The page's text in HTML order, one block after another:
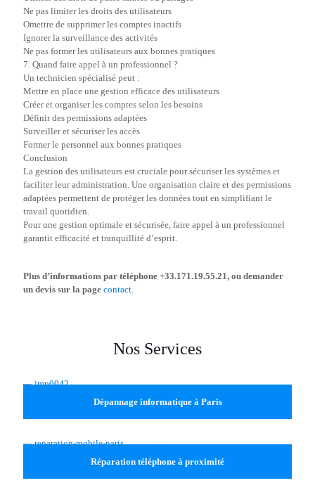
Ne pas limiter les droits des utilisateurs
Omettre de supprimer les comptes inactifs
Ignorer la surveillance des activités
Ne pas former les utilisateurs aux bonnes pratiques
7. Quand faire appel à un professionnel ?
Un technicien spécialisé peut :
Mettre en place une gestion efficace des utilisateurs
Créer et organiser les comptes selon les besoins
Définir des permissions adaptées
Surveiller et sécuriser les accès
Former le personnel aux bonnes pratiques
Conclusion
La gestion des utilisateurs est cruciale pour sécuriser les systèmes et
faciliter leur administration. Une organisation claire et des permissions
adaptées permettent de protéger les données tout en simplifiant le
travail quotidien.
Pour une gestion optimale et sécurisée, faire appel à un professionnel
garantit efficacité et tranquillité d’esprit.
Plus d’informations par téléphone +33.171.19.55.21, ou demander
un devis sur la page contact.
Nos Services
Dépannage informatique à Paris
Réparation téléphone à proximité